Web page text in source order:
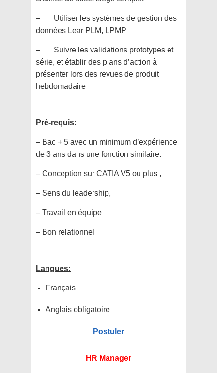
– Utiliser les systèmes de gestion des
données Lear PLM, LPMP
– Suivre les validations prototypes et
série, et établir des plans d’action à
présenter lors des revues de produit
hebdomadaire
Pré-requis:
– Bac + 5 avec un minimum d’expérience
de 3 ans dans une fonction similaire.
– Conception sur CATIA V5 ou plus ,
– Sens du leadership,
– Travail en équipe
– Bon relationnel
Langues:
Français
Anglais obligatoire
Postuler
HR Manager